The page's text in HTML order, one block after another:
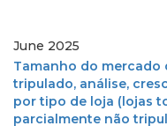
June 2025
Tamanho do mercado
tripulado, análise,
por tipo de loja (lojas
parcialmente não